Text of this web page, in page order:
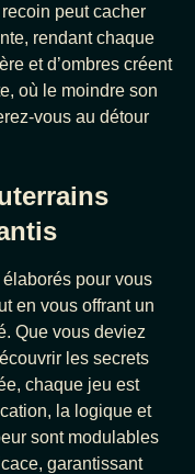
peut cacher
rendant chaque
et d’ombres créent
où le moindre son
vous au détour
pour vous
en vous offrant un
Que vous deviez
les secrets
chaque jeu est
la logique et
sont modulables
garantissant